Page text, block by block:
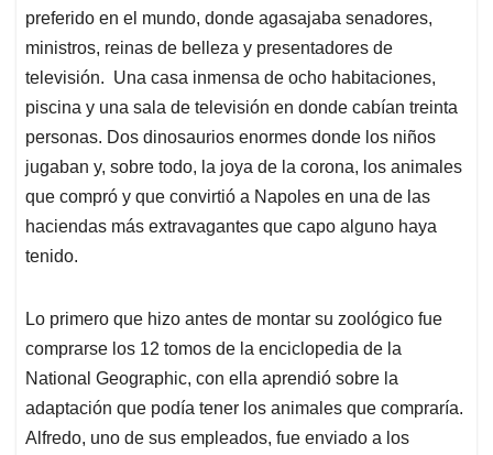
preferido en el mundo, donde agasajaba senadores,
ministros, reinas de belleza y presentadores de
televisión. Una casa inmensa de ocho habitaciones,
piscina y una sala de televisión en donde cabían treinta
personas. Dos dinosaurios enormes donde los niños
jugaban y, sobre todo, la joya de la corona, los animales
que compró y que convirtió a Napoles en una de las
haciendas más extravagantes que capo alguno haya
tenido.
Lo primero que hizo antes de montar su zoológico fue
comprarse los 12 tomos de la enciclopedia de la
National Geographic, con ella aprendió sobre la
adaptación que podía tener los animales que compraría.
Alfredo, uno de sus empleados, fue enviado a los